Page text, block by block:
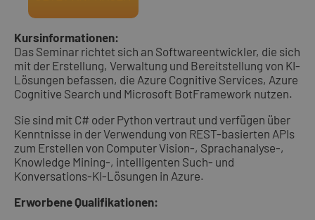
Kursinformationen:
Das Seminar richtet sich an Softwareentwickler, die sich
mit der Erstellung, Verwaltung und Bereitstellung von KI-
Lösungen befassen, die Azure Cognitive Services, Azure
Cognitive Search und Microsoft BotFramework nutzen.
Sie sind mit C# oder Python vertraut und verfügen über
Kenntnisse in der Verwendung von REST-basierten APIs
zum Erstellen von Computer Vision-, Sprachanalyse-,
Knowledge Mining-, intelligenten Such- und
Konversations-KI-Lösungen in Azure.
Erworbene Qualifikationen: